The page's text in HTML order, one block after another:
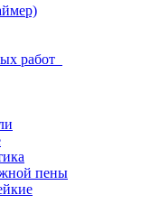
работ
пены